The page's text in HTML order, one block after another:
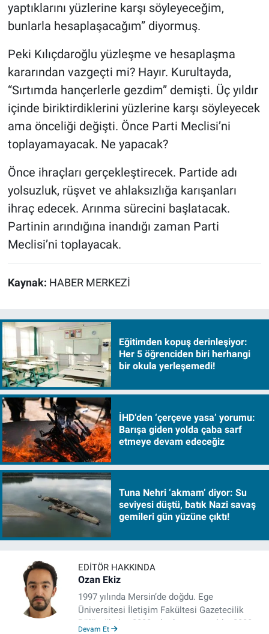
yaptıklarını yüzlerine karşı söyleyeceğim,
bunlarla hesaplaşacağım” diyormuş.
Peki Kılıçdaroğlu yüzleşme ve hesaplaşma
kararından vazgeçti mi? Hayır. Kurultayda,
“Sırtımda hançerlerle gezdim” demişti. Üç yıldır
içinde biriktirdiklerini yüzlerine karşı söyleyecek
ama önceliği değişti. Önce Parti Meclisi’ni
toplayamayacak. Ne yapacak?
Önce ihraçları gerçekleştirecek. Partide adı
yolsuzluk, rüşvet ve ahlaksızlığa karışanları
ihraç edecek. Arınma sürecini başlatacak.
Partinin arındığına inandığı zaman Parti
Meclisi’ni toplayacak.
Kaynak: HABER MERKEZİ
Eğitimden kopuş derinleşiyor:
Her 5 öğrenciden biri herhangi
bir okula yerleşemedi!
İHD’den ‘çerçeve yasa’ yorumu:
Barışa giden yolda çaba sarf
etmeye devam edeceğiz
Tuna Nehri ‘akmam’ diyor: Su
seviyesi düştü, batık Nazi savaş
gemileri gün yüzüne çıktı!
EDITÖR HAKKINDA
Ozan Ekiz
1997 yılında Mersin’de doğdu. Ege
Üniversitesi İletişim Fakültesi Gazetecilik
Bölümü’nden 2020 yılında mezun oldu. 2020
Devam Et